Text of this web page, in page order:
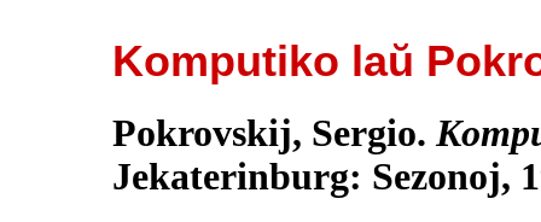
Komputiko laŭ
Pokrovskij, Sergio.
Jekaterinburg: Sezonoj,